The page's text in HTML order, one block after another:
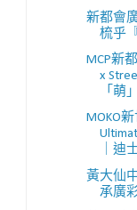
新都會
梳乎
MCP新
x
「萌
MOKO
｜迪
黃大仙
承廣彩